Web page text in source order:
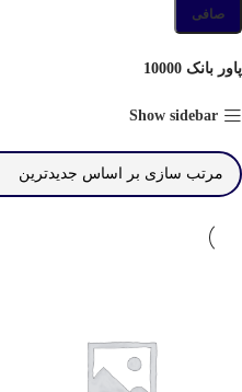
صافی
پاور بانک 10000
Show sidebar